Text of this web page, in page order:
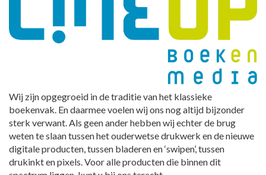
Wij zijn opgegroeid in de traditie van het klassieke
boekenvak. En daarmee voelen wij ons nog altijd bijzonder
sterk verwant. Als geen ander hebben wij echter de brug
weten te slaan tussen het ouderwetse drukwerk en de nieuwe
digitale producten, tussen bladeren en ‘swipen’, tussen
drukinkt en pixels. Voor alle producten die binnen dit